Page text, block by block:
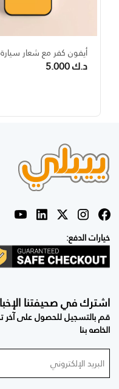
أيفون كفر مع شعار
د.ك 5.000
خيارات الدفع:
اشترك في صحيفتنا
قم بالتسجيل للحصول على آخر
الخاصه بنا